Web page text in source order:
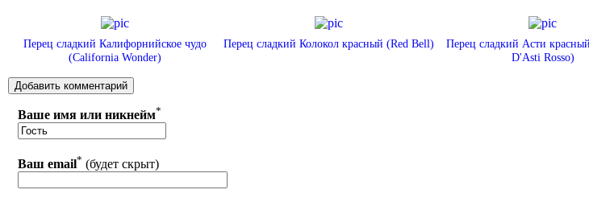
Перец сладкий Калифорнийское чудо
(California Wonder)
Перец сладкий Колокол красный (Red Bell)
Перец сладкий Асти
D'Asti Rosso)
Ваше имя или никнейм*
Ваш email* (будет скрыт)